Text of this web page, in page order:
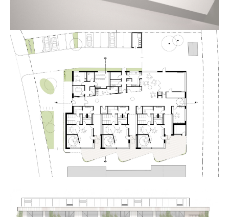
get in touch
cybersteel inc.
376-293 city road, suite 600
san francisco, ca 94102
have any questions?
+44 1234 567 890
drop us a line
info@yourdomain.com
lorem ipsum dolor sit amet, consectetuer